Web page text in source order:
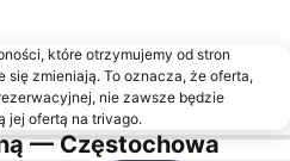
Lisieniec
Kościół św. Zygmunta
które otrzymujemy od stron
się zmieniają. To oznacza, że oferta,
nie zawsze będzie
jej ofertą na trivago.
— Częstochowa